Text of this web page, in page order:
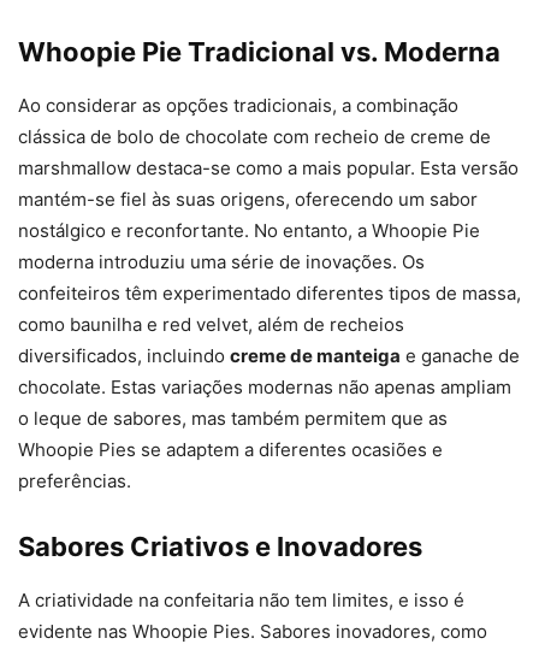
Whoopie Pie Tradicional vs. Moderna
Ao considerar as opções tradicionais, a combinação
clássica de bolo de chocolate com recheio de creme de
marshmallow destaca-se como a mais popular. Esta versão
mantém-se fiel às suas origens, oferecendo um sabor
nostálgico e reconfortante. No entanto, a Whoopie Pie
moderna introduziu uma série de inovações. Os
confeiteiros têm experimentado diferentes tipos de massa,
como baunilha e red velvet, além de recheios
diversificados, incluindo creme de manteiga e ganache de
chocolate. Estas variações modernas não apenas ampliam
o leque de sabores, mas também permitem que as
Whoopie Pies se adaptem a diferentes ocasiões e
preferências.
Sabores Criativos e Inovadores
A criatividade na confeitaria não tem limites, e isso é
evidente nas Whoopie Pies. Sabores inovadores, como